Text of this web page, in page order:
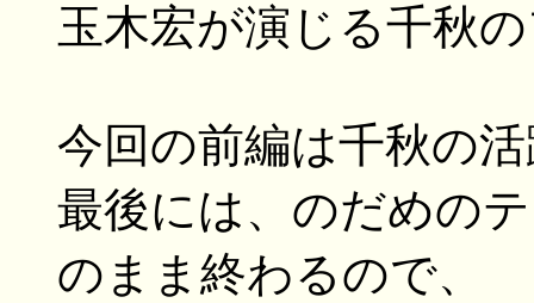
玉木宏が演じる千秋
今回の前編は千秋の
最後には、のだめの
のまま終わるので、